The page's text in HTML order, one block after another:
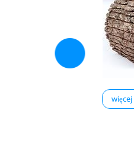
więcej